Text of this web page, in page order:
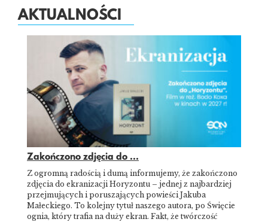
AKTUALNOŚCI
Zakończono zdjęcia do ...
Z ogromną radością i dumą informujemy, że zakończono
zdjęcia do ekranizacji Horyzontu – jednej z najbardziej
przejmujących i poruszających powieści Jakuba
Małeckiego. To kolejny tytuł naszego autora, po Święcie
ognia, który trafia na duży ekran. Fakt, że twórczość